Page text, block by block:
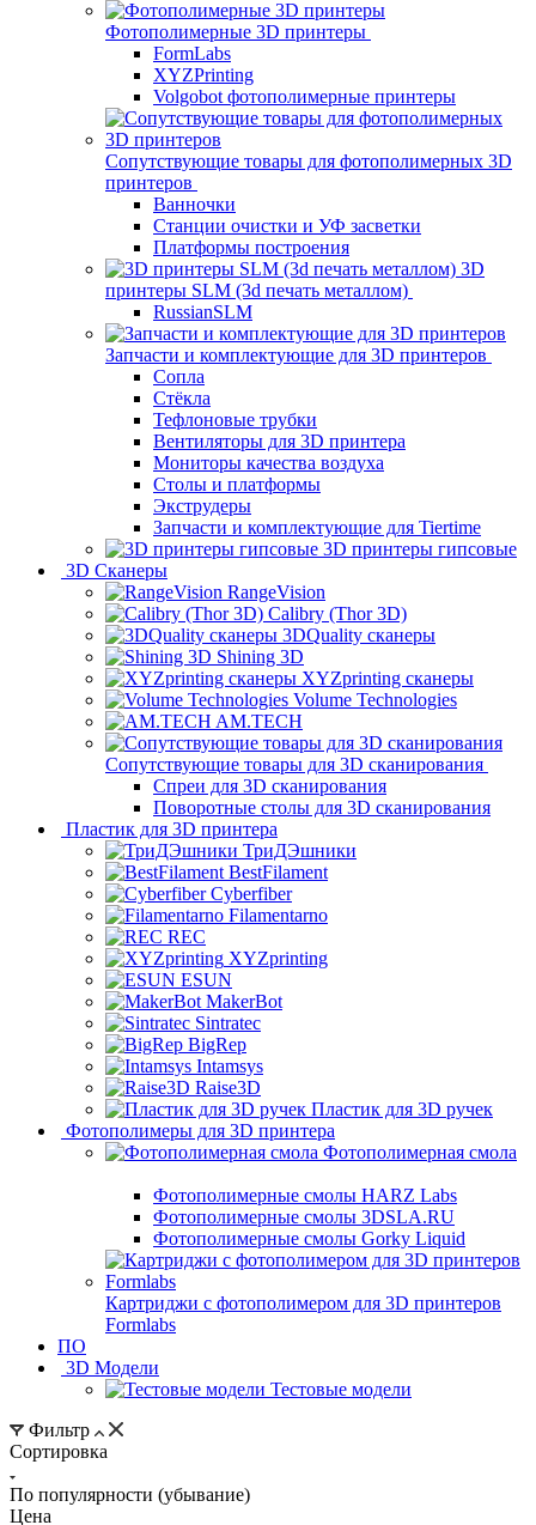
Фотополимерные 3D принтеры
FormLabs
XYZPrinting
Volgobot фотополимерные принтеры
Сопутствующие товары для фотополимерных 3D
принтеров
Ванночки
Станции очистки и УФ засветки
Платформы построения
3D
принтеры SLM (3d печать металлом)
RussianSLM
Запчасти и комплектующие для 3D принтеров
Сопла
Cтёкла
Тефлоновые трубки
Вентиляторы для 3D принтера
Мониторы качества воздуха
Столы и платформы
Экструдеры
Запчасти и комплектующие для Tiertime
3D принтеры гипсовые
3D Сканеры
RangeVision
Calibry (Thor 3D)
3DQuality сканеры
Shining 3D
XYZprinting сканеры
Volume Technologies
AM.TECH
Сопутствующие товары для 3D сканирования
Спреи для 3D сканирования
Поворотные столы для 3D сканирования
Пластик для 3D принтера
ТриДЭшники
BestFilament
Cyberfiber
Filamentarno
REC
XYZprinting
ESUN
MakerBot
Sintratec
BigRep
Intamsys
Raise3D
Пластик для 3D ручек
Фотополимеры для 3D принтера
Фотополимерная смола
Фотополимерные смолы HARZ Labs
Фотополимерные смолы 3DSLA.RU
Фотополимерные смолы Gorky Liquid
Картриджи с фотополимером для 3D принтеров
Formlabs
ПО
3D Модели
Тестовые модели
Фильтр
Сортировка
По популярности (убывание)
Цена